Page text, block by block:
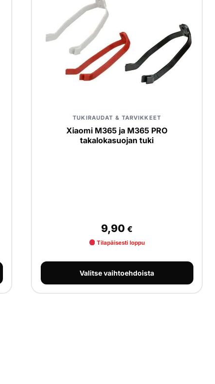
TUKIRAUDAT & TARVIKKEET
Xiaomi M365 ja M365 PRO
takalokasuojan tuki
9,90€
Tilapäisesti loppu
Valitse vaihtoehdoista